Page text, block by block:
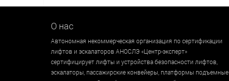
О нас
Автономная некоммерческая организация по сертификации
лифтов и эскалаторов АНОСЛЭ «Центр-эксперт»
сертифицирует лифты и устройства безопасности лифтов,
эскалаторы, пассажирские конвейеры, платформы подъемные